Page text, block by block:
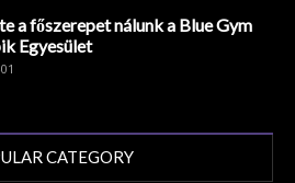
a főszerepet nálunk a Blue Gym
Egyesület
CATEGORY